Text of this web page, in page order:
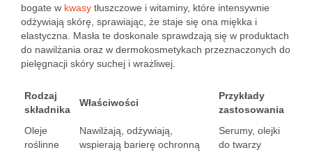
bogate w kwasy tłuszczowe i witaminy, które intensywnie
odżywiają skórę, sprawiając, że staje się ona miękka i
elastyczna. Masła te doskonale sprawdzają się w produktach
do nawilżania oraz w dermokosmetykach przeznaczonych do
pielęgnacji skóry suchej i wrażliwej.
Rodzaj
składnika
Właściwości
Przykłady
zastosowania
Oleje
roślinne
Nawilżają, odżywiają,
wspierają barierę ochronną
Serumy, olejki
do twarzy